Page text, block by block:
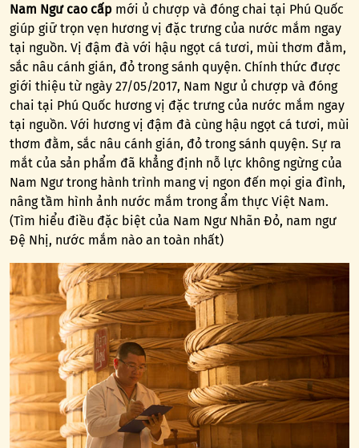
Nam Ngư cao cấp mới ủ chượp và đóng chai tại Phú Quốc
giúp giữ trọn vẹn hương vị đặc trưng của nước mắm ngay
tại nguồn. Vị đậm đà với hậu ngọt cá tươi, mùi thơm đằm,
sắc nâu cánh gián, đỏ trong sánh quyện. Chính thức được
giới thiệu từ ngày 27/05/2017, Nam Ngư ủ chượp và đóng
chai tại Phú Quốc hương vị đặc trưng của nước mắm ngay
tại nguồn. Với hương vị đậm đà cùng hậu ngọt cá tươi, mùi
thơm đằm, sắc nâu cánh gián, đỏ trong sánh quyện. Sự ra
mắt của sản phẩm đã khẳng định nỗ lực không ngừng của
Nam Ngư trong hành trình mang vị ngon đến mọi gia đình,
nâng tầm hình ảnh nước mắm trong ẩm thực Việt Nam.
(Tìm hiểu điều đặc biệt của Nam Ngư Nhãn Đỏ, nam ngư
Đệ Nhị, nước mắm nào an toàn nhất)